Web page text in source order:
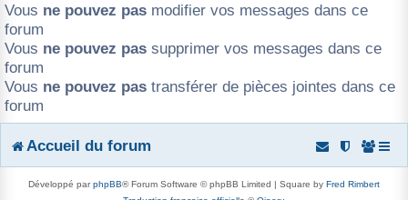
Vous ne pouvez pas modifier vos messages dans ce
forum
Vous ne pouvez pas supprimer vos messages dans ce
forum
Vous ne pouvez pas transférer de pièces jointes dans ce
forum
Accueil du forum
Développé parphpBB® Forum Software © phpBB Limited | Square by Fred Rimbert